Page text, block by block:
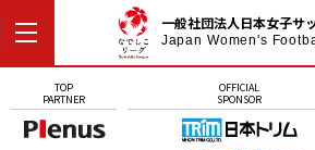
一般社団法人日本女子サ
Japan Women's
TOP
PARTNER
OFFICIAL
SPONSOR